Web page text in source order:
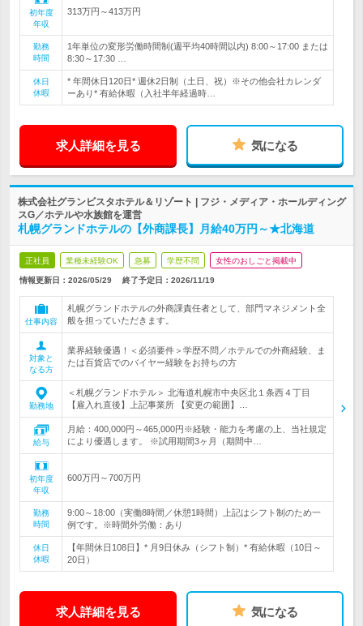
初年度
年収
313万円～413万円
勤務
時間
1年単位の変形労働時間制(週平均40時間以内) 8:00～17:00 または
8:30～17:30 …
休日
休暇
* 年間休日120日* 週休2日制（土日、祝）※その他会社カレンダ
ーあり* 有給休暇（入社半年経過時…
求人詳細を見る 気になる
株式会社グランビスタホテル＆リゾート | フジ・メディア・ホールディング
スG／ホテルや水族館を運営
札幌グランドホテルの【外商課長】月給40万円～★北海道
正社員 業種未経験OK 急募 学歴不問 女性のおしごと掲載中
情報更新日：2026/05/29 終了予定日： 2026/11/19
仕事内容
札幌グランドホテルの外商課責任者として、部門マネジメント全
般を担っていただきます。
対象と
なる方
業界経験優遇！＜必須要件＞学歴不問／ホテルでの外商経験、ま
たは百貨店でのバイヤー経験をお持ちの方
勤務地
＜札幌グランドホテル＞ 北海道札幌市中央区北１条西４丁目
【雇入れ直後】上記事業所 【変更の範囲】…
給与
月給：400,000円～465,000円※経験・能力を考慮の上、当社規定
により優遇します。 ※試用期間3ヶ月（期間中…
初年度
年収
600万円～700万円
勤務
時間
9:00～18:00（実働8時間／休憩1時間）上記はシフト制のため一
例です。※時間外労働：あり
休日
休暇
【年間休日108日】* 月9日休み（シフト制）* 有給休暇（10日～
20日）
求人詳細を見る 気になる